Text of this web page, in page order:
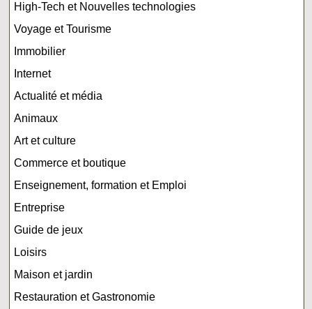
High-Tech et Nouvelles technologies
Voyage et Tourisme
Immobilier
Internet
Actualité et média
Animaux
Art et culture
Commerce et boutique
Enseignement, formation et Emploi
Entreprise
Guide de jeux
Loisirs
Maison et jardin
Restauration et Gastronomie